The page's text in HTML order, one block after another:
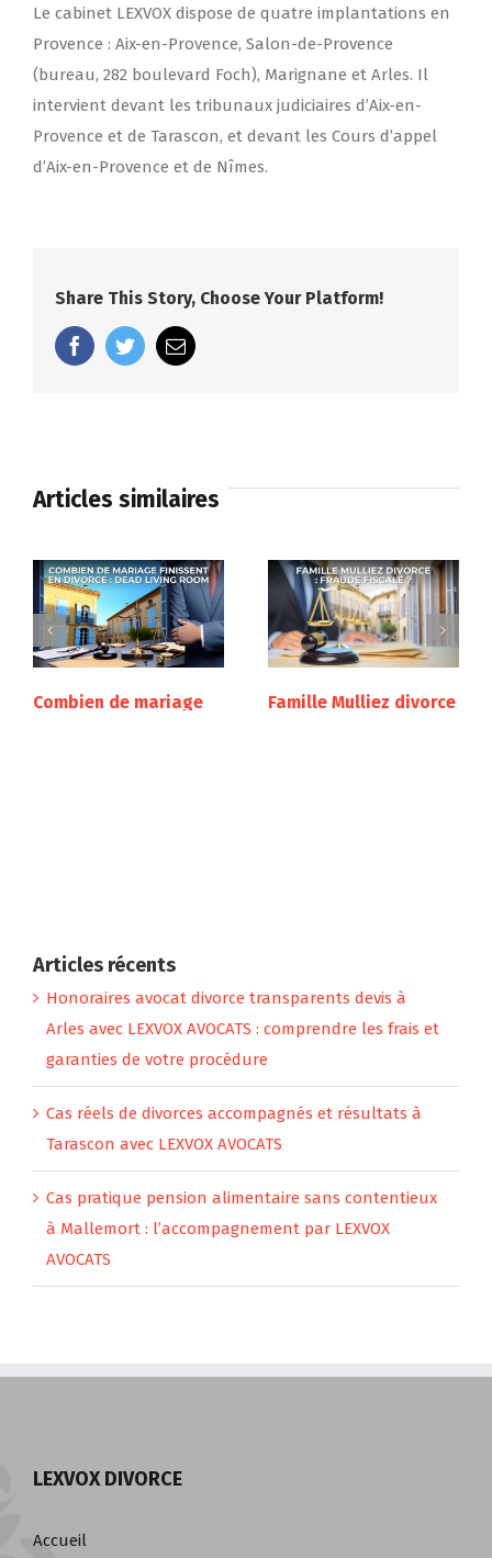
Le cabinet LEXVOX dispose de quatre implantations en
Provence : Aix-en-Provence, Salon-de-Provence
(bureau, 282 boulevard Foch), Marignane et Arles. Il
intervient devant les tribunaux judiciaires d’Aix-en-
Provence et de Tarascon, et devant les Cours d’appel
d’Aix-en-Provence et de Nîmes.
Share This Story, Choose Your Platform!
facebooktwitterEmail
Articles similaires
Famille Mulliez divorce
CAF séparation sans
Articles récents
Honoraires avocat divorce transparents devis à
Arles avec LEXVOX AVOCATS : comprendre les frais et
garanties de votre procédure
Cas réels de divorces accompagnés et résultats à
Tarascon avec LEXVOX AVOCATS
Cas pratique pension alimentaire sans contentieux